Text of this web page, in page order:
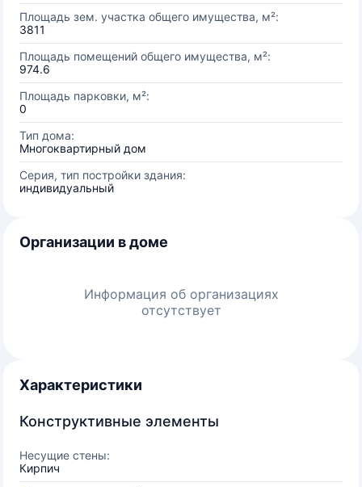
Площадь зем. участка общего имущества, м²:
3811
Площадь помещений общего имущества, м²:
974.6
Площадь парковки, м²:
0
Тип дома:
Многоквартирный дом
Серия, тип постройки здания:
индивидуальный
Организации в доме
Информация об организациях
отсутствует
Характеристики
Конструктивные элементы
Несущие стены:
Кирпич